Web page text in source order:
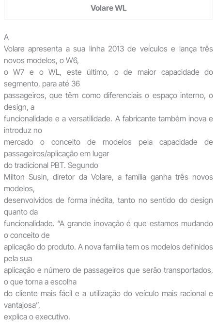
Volare WL
A
Volare apresenta a sua linha 2013 de veículos e lança três
novos modelos, o W6,
o W7 e o WL, este último, o de maior capacidade do
segmento, para até 36
passageiros, que têm como diferenciais o espaço interno, o
design, a
funcionalidade e a versatilidade. A fabricante também inova e
introduz no
mercado o conceito de modelos pela capacidade de
passageiros/aplicação em lugar
do tradicional PBT. Segundo
Milton Susin, diretor da Volare, a família ganha três novos
modelos,
desenvolvidos de forma inédita, tanto no sentido do design
quanto da
funcionalidade. “A grande inovação é que estamos mudando
o conceito de
aplicação do produto. A nova família tem os modelos definidos
pela sua
aplicação e número de passageiros que serão transportados,
o que torna a escolha
do cliente mais fácil e a utilização do veículo mais racional e
vantajosa”,
explica o executivo.